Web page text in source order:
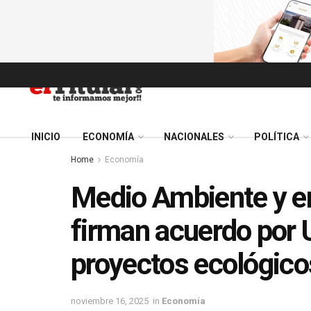
INICIO ECONOMÍA NACIONALES POLÍTICA
Home Economía
Medio Ambiente y
firman acuerdo por
proyectos
noviembre 16, 2025 in Economía